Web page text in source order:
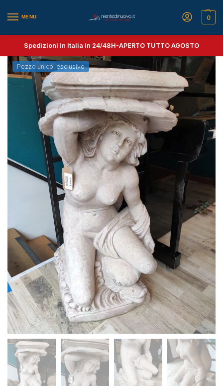
MENU 0
Spedizioni in Italia in 24/48H-APERTO TUTTO AGOSTO
Pezzo unico, esclusivo